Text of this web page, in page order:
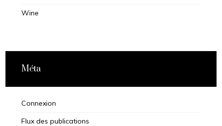
Wine
Méta
Connexion
Flux des publications